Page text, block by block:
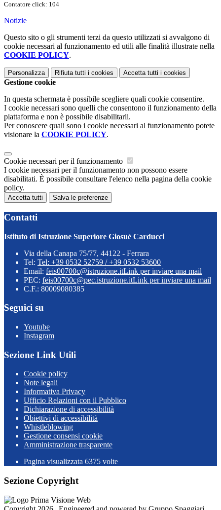
Contatore click: 104
Notizie
Questo sito o gli strumenti terzi da questo utilizzati si avvalgono di
cookie necessari al funzionamento ed utili alle finalità illustrate nella
COOKIE POLICY.
Personalizza Rifiuta tutti i cookies Accetta tutti i cookies
Gestione cookie
In questa schermata è possibile scegliere quali cookie consentire.
I cookie necessari sono quelli che consentono il funzionamento della
piattaforma e non è possibile disabilitarli.
Per conoscere quali sono i cookie necessari al funzionamento potete
visionare la COOKIE POLICY.
Cookie necessari per il funzionamento
I cookie necessari per il funzionamento non possono essere
disabilitati. È possibile consultare l'elenco nella pagina della cookie
policy.
Accetta tutti Salva le preferenze
Contatti
Istituto di Istruzione Superiore Giosuè Carducci
Via della Canapa 75/77, 44122 - Ferrara
Tel: Tel: +39 0532 52759 / +39 0532 53600
Email: feis00700c@istruzione.itLink per inviare una mail
PEC: feis00700c@pec.istruzione.itLink per inviare una mail
C.F.: 80009080385
Seguici su
Youtube
Instagram
Sezione Link Utili
Cookie policy
Note legali
Informativa Privacy
Ufficio Relazioni con il Pubblico
Dichiarazione di accessibilità
Obiettivi di accessibilità
Whistleblowing
Gestione consensi cookie
Amministrazione trasparente
Pagina visualizzata 6375 volte
Sezione Copyright